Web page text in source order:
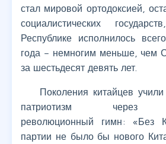
стал мировой ортодоксией,
социалистических
Республике исполнилось
года – немногим меньше, чем
за шестьдесят девять лет.
Поколения китайцев
патриотизм через
революционный гимн: «Без
партии не было бы нового